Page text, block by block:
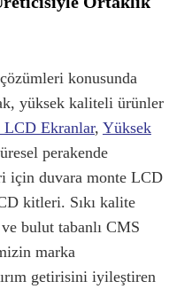
konusunda
yüksek kaliteli ürünler
LCD Ekranlar, Yüksek
perakende
için duvara monte LCD
kitleri. Sıkı kalite
bulut tabanlı CMS
marka
getirisini iyileştiren